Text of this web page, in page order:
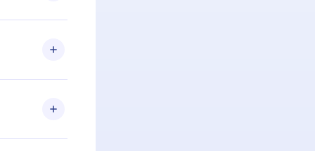
Por
el
de
más de
leer o
iOS,
momento